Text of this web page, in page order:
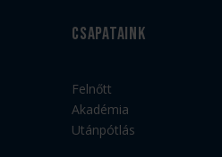
Csapataink
Felnőtt
Akadémia
Utánpótlás